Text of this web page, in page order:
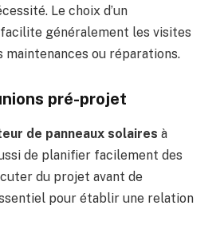
Le choix d’un
généralement les visites
ou réparations.
pré-projet
de panneaux solaires à
de planifier facilement des
du projet avant de
pour établir une relation